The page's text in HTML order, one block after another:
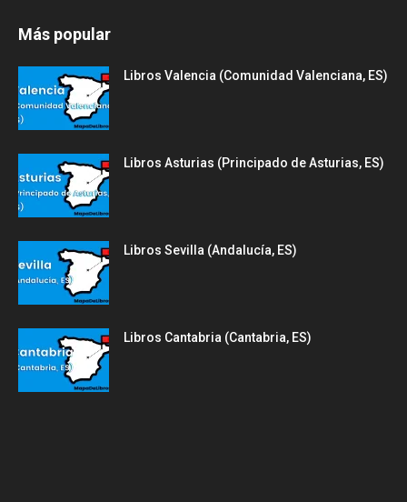
Más popular
Libros Valencia (Comunidad Valenciana, ES)
Libros Asturias (Principado de Asturias, ES)
Libros Sevilla (Andalucía, ES)
Libros Cantabria (Cantabria, ES)